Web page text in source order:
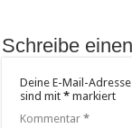
Schreibe
Deine E-Mail-
sind mit* markiert
Kommentar*